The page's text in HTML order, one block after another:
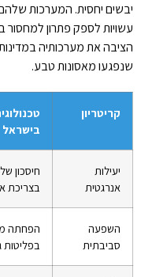
יבשים יחסית. המערכות
עשויות לספק פתרון
הציבה את מערכותיה
שנפגעו מאסונות טבע.
קריטריון
בישראל
יעילות
אנרגטית
בצריכת
השפעה
סביבתית
הפחתה
בפליטות